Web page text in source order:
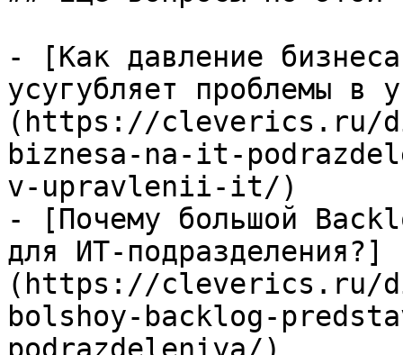
- [Как давление
усугубляет проблемы в
(https://cleverics.ru/
biznesa-na-it-
v-upravlenii-it/)
- [Почему большой
для ИТ-подразделения?]
(https://cleverics.ru/
bolshoy-backlog-